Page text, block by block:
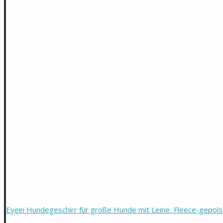
Eyein Hundegeschirr für große Hunde mit Leine, Fleece-